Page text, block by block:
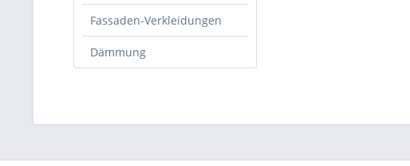
Fassaden-Verkleidungen
Dämmung